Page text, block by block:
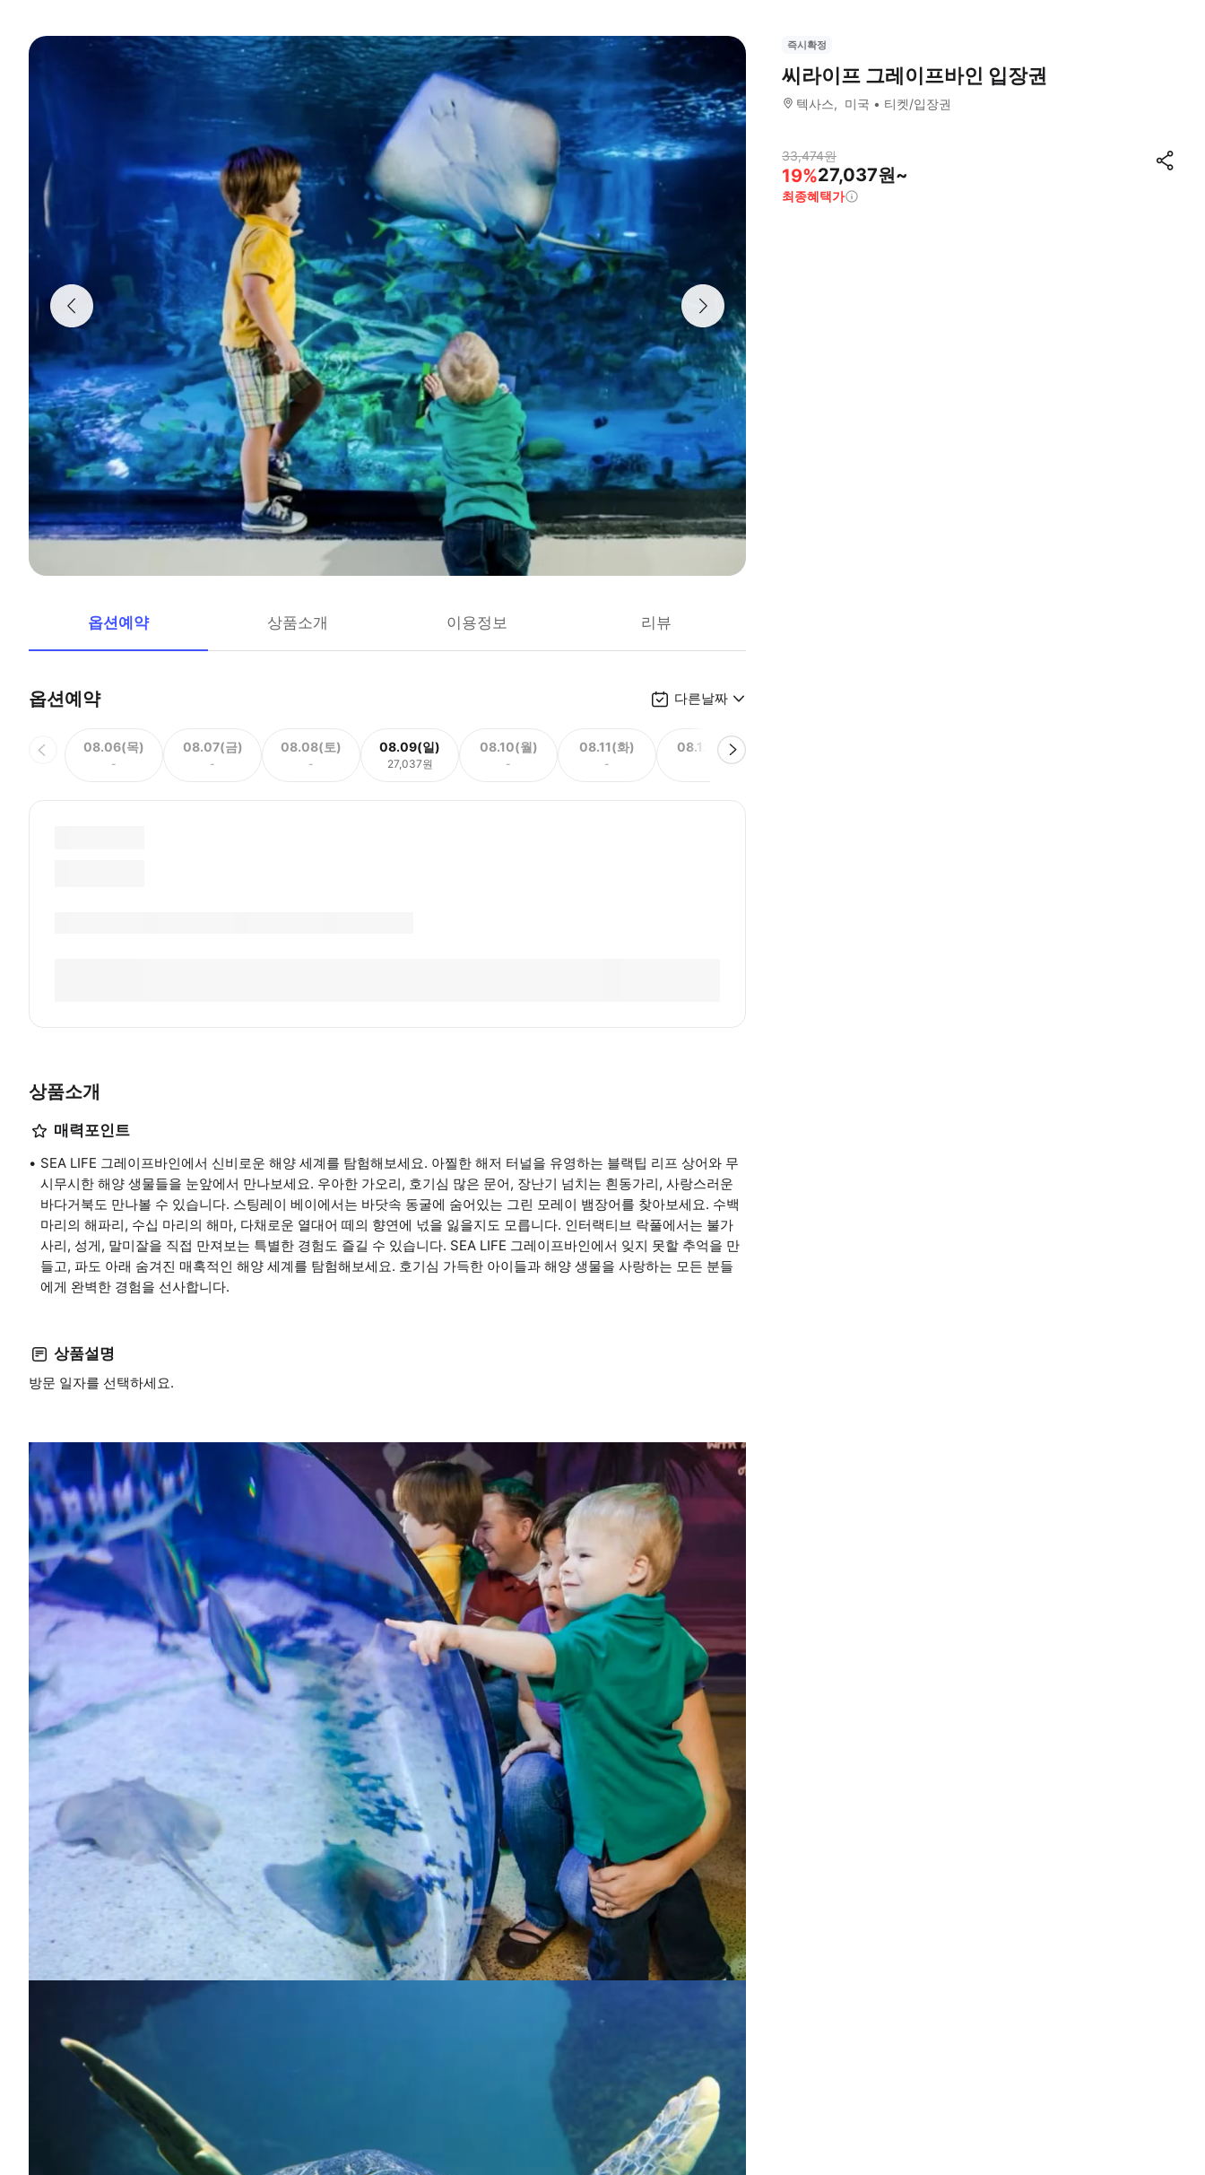
옵션예약 상품소개 이용정보 리뷰
옵션예약 다른날짜
08.06(목)
-
08.07(금)
-
08.08(토)
-
08.09(일)
27,037원
08.10(월)
-
08.11(화)
-
08.12(수)
상품소개
매력포인트
SEA LIFE 그레이프바인에서 신비로운 해양 세계를 탐험해보세요. 아찔한 해저 터널을 유영하는 블랙팁 리프 상어와 무
시무시한 해양 생물들을 눈앞에서 만나보세요. 우아한 가오리, 호기심 많은 문어, 장난기 넘치는 흰동가리, 사랑스러운
바다거북도 만나볼 수 있습니다. 스팅레이 베이에서는 바닷속 동굴에 숨어있는 그린 모레이 뱀장어를 찾아보세요. 수백
마리의 해파리, 수십 마리의 해마, 다채로운 열대어 떼의 향연에 넋을 잃을지도 모릅니다. 인터랙티브 락풀에서는 불가
사리, 성게, 말미잘을 직접 만져보는 특별한 경험도 즐길 수 있습니다. SEA LIFE 그레이프바인에서 잊지 못할 추억을 만
들고, 파도 아래 숨겨진 매혹적인 해양 세계를 탐험해보세요. 호기심 가득한 아이들과 해양 생물을 사랑하는 모든 분들
에게 완벽한 경험을 선사합니다.
상품설명
방문 일자를 선택하세요.
즉시확정
씨라이프 그레이프바인 입장권
텍사스 미국 티켓/입장권
33,474원
19%27,037원~
최종혜택가